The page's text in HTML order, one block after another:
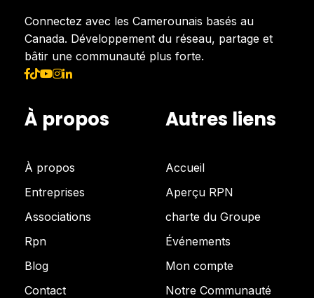
Connectez avec les Camerounais basés au
Canada. Développement du réseau, partage et
bâtir une communauté plus forte.
À propos
À propos
Entreprises
Associations
Rpn
Blog
Contact
Autres liens
Accueil
Aperçu RPN
charte du Groupe
Événements
Mon compte
Notre Communauté